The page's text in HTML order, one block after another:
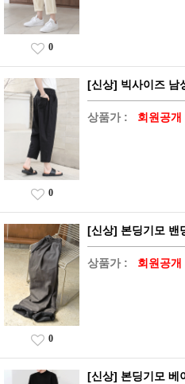
0
[신상] 빅사이즈 남
상품가 : 회원공개
0
[신상] 본딩기모 밴
상품가 : 회원공개
0
[신상] 본딩기모 베